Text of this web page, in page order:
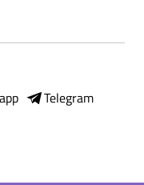
Telegram